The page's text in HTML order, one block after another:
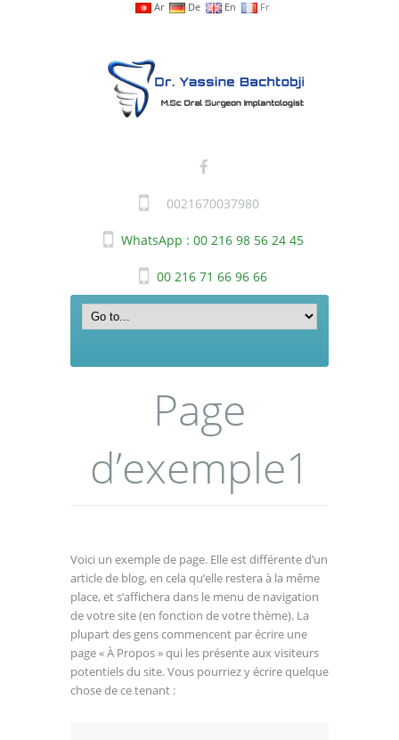
Ar De En Fr
0021670037980
WhatsApp : 00 216 98 56 24 45
00 216 71 66 96 66
Page
d’exemple1
Voici un exemple de page. Elle est différente d’un
article de blog, en cela qu’elle restera à la même
place, et s’affichera dans le menu de navigation
de votre site (en fonction de votre thème). La
plupart des gens commencent par écrire une
page « À Propos » qui les présente aux visiteurs
potentiels du site. Vous pourriez y écrire quelque
chose de ce tenant :